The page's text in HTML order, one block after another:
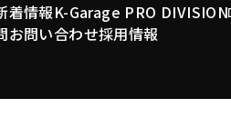
着情報K-Garage PRO DIVISION
お問い合わせ採用情報